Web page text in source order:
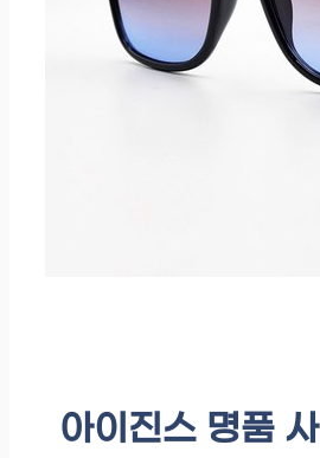
아이진스 명품 사